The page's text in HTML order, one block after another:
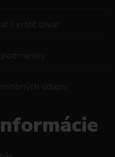
/ vrátiť tovar
údajov